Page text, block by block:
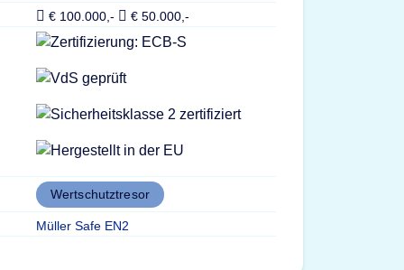
€ 100.000,-
€ 50.000,-
Wertschutztresor
Müller Safe EN2